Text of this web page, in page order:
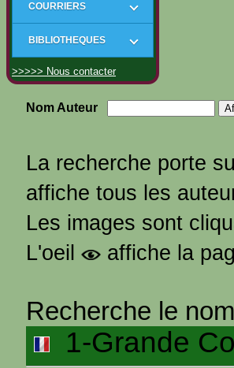
COURRIERS
BIBLIOTHEQUES
>>>>> Nous contacter
Nom Auteur
La recherche porte
affiche tous les
Les images sont
L'oeil
affiche la
Recherche le nom
1-Grande